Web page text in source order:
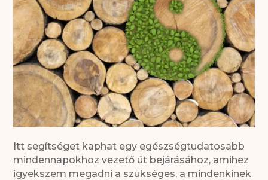
Itt segítséget kaphat egy egészségtudatosabb
mindennapokhoz vezető út bejárásához, amihez
igyekszem megadni a szükséges, a mindenkinek